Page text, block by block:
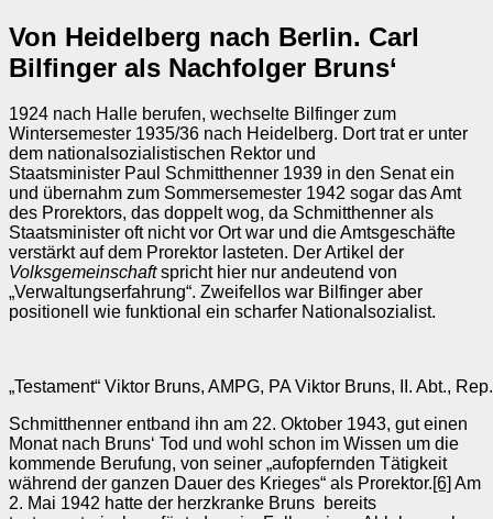
Von Heidelberg nach Berlin. Carl
Bilfinger als Nachfolger Bruns‘
1924 nach Halle berufen, wechselte Bilfinger zum
Wintersemester 1935/36 nach Heidelberg. Dort trat er unter
dem nationalsozialistischen Rektor und
Staatsminister Paul Schmitthenner 1939 in den Senat ein
und übernahm zum Sommersemester 1942 sogar das Amt
des Prorektors, das doppelt wog, da Schmitthenner als
Staatsminister oft nicht vor Ort war und die Amtsgeschäfte
verstärkt auf dem Prorektor lasteten. Der Artikel der
Volksgemeinschaftspricht hier nur andeutend von
„Verwaltungserfahrung“. Zweifellos war Bilfinger aber
positionell wie funktional ein scharfer Nationalsozialist.
„Testament“ Viktor Bruns, AMPG, PA Viktor Bruns, II. Abt.,
Schmitthenner entband ihn am 22. Oktober 1943, gut einen
Monat nach Bruns‘ Tod und wohl schon im Wissen um die
kommende Berufung, von seiner „aufopfernden Tätigkeit
während der ganzen Dauer des Krieges“ als Prorektor.[6] Am
2. Mai 1942 hatte der herzkranke Bruns bereits